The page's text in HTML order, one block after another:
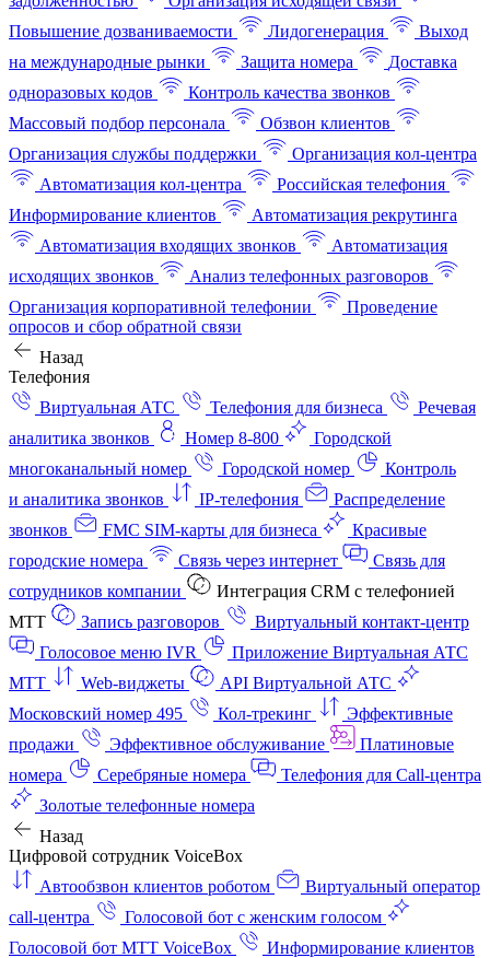
Повышение дозваниваемости
Лидогенерация
Выход
на международные рынки
Защита номера
Доставка
одноразовых кодов
Контроль качества звонков
Массовый подбор персонала
Обзвон клиентов
Организация службы поддержки
Организация кол-центра
Автоматизация кол-центра
Российская телефония
Информирование клиентов
Автоматизация рекрутинга
Автоматизация входящих звонков
Автоматизация
исходящих звонков
Анализ телефонных разговоров
Организация корпоративной телефонии
Проведение
опросов и сбор обратной связи
Назад
Телефония
Виртуальная АТС
Телефония для бизнеса
Речевая
аналитика звонков
Номер 8-800
Городской
многоканальный номер
Городской номер
Контроль
и аналитика звонков
IP-телефония
Распределение
звонков
FMC SIM-карты для бизнеса
Красивые
городские номера
Связь через интернет
Связь для
сотрудников компании
Интеграция CRM с телефонией
МТТ
Запись разговоров
Виртуальный контакт‑центр
Голосовое меню IVR
Приложение Виртуальная АТС
МТТ
Web-виджеты
API Виртуальной АТС
Московский номер 495
Кол-трекинг
Эффективные
продажи
Эффективное обслуживание
Платиновые
номера
Серебряные номера
Телефония для Call-центра
Золотые телефонные номера
Назад
Цифровой сотрудник VoiceBox
Автообзвон клиентов роботом
Виртуальный оператор
call-центра
Голосовой бот с женским голосом
Голосовой бот МТТ VoiceBox
Информирование клиентов